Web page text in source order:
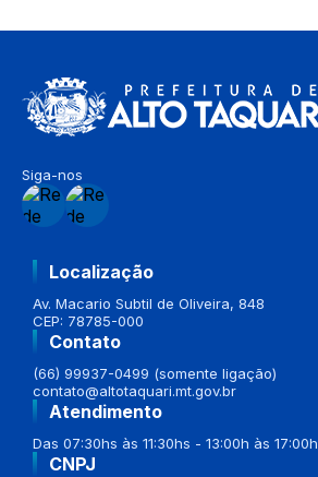
Siga-nos
Localização
Av. Macario Subtil de Oliveira, 848
CEP: 78785-000
Contato
(66) 99937-0499 (somente ligação)
contato@altotaquari.mt.gov.br
Atendimento
Das 07:30hs às 11:30hs - 13:00h às 17:00h
CNPJ